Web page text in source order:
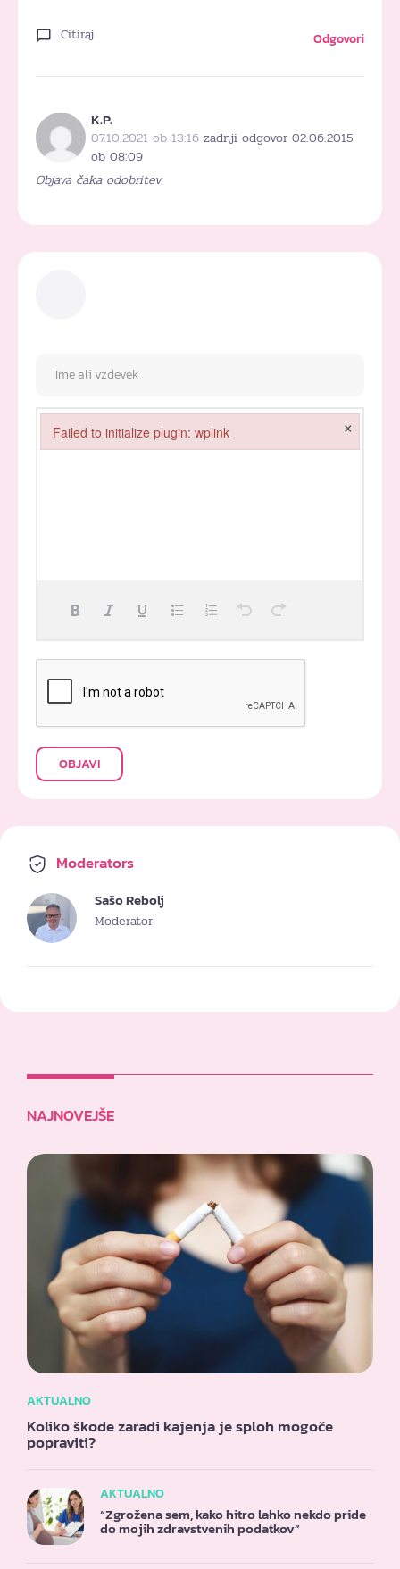
Citiraj Odgovori
K.P.
07.10.2021 ob 13:16 zadnji odgovor 02.06.2015
ob 08:09
Objava čaka odobritev
OBJAVI
Moderators
Sašo Rebolj
Moderator
NAJNOVEJŠE
AKTUALNO
Koliko škode zaradi kajenja je sploh mogoče
popraviti?
AKTUALNO
“Zgrožena sem, kako hitro lahko nekdo pride
do mojih zdravstvenih podatkov”
Failed to initialize plugin: wplink ×
Failed to initialize plugin: wplink